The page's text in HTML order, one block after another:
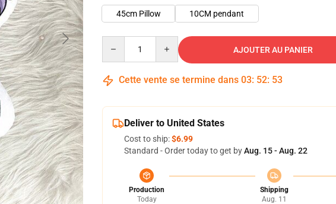
45cm Pillow
10CM pendant
AJOUTER AU PANIER
Cette vente se termine dans 03: 52: 52
Deliver to United States
Cost to ship:$6.99
Standard - Order today to get byAug. 15 - Aug. 22
Production
Today
Shipping
Aug. 11